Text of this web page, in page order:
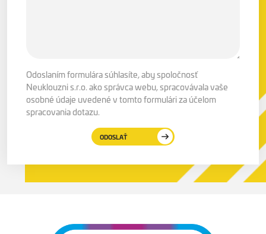
Odoslaním formulára súhlasíte, aby spoločnosť
Neuklouzni s.r.o. ako správca webu, spracovávala vaše
osobné údaje uvedené v tomto formulári za účelom
spracovania dotazu.
ODOSLAŤ